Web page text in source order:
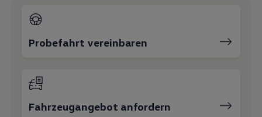
Probefahrt vereinbaren
Fahrzeugangebot anfordern